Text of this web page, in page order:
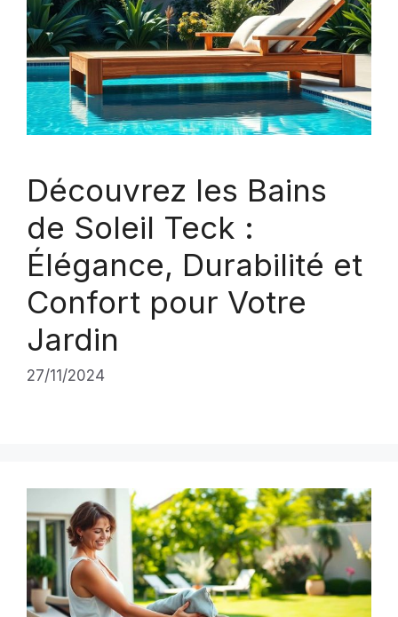
Découvrez les Bains
de Soleil Teck :
Élégance, Durabilité et
Confort pour Votre
Jardin
27/11/2024